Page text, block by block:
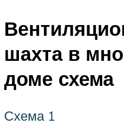
шахта в
доме схема
Схема 1